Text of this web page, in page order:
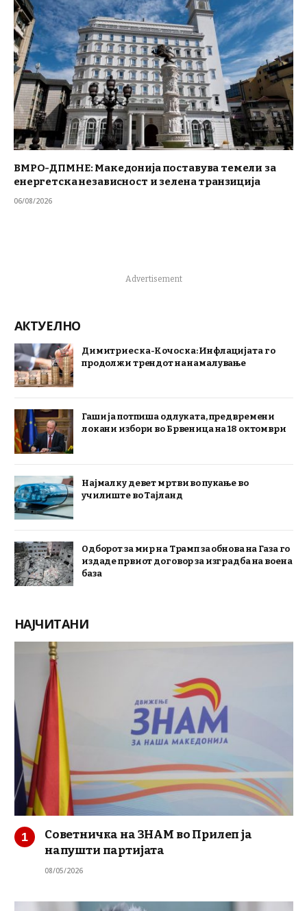
ВМРО-ДПМНЕ: Македонија поставува темели за
енергетска независност и зелена транзиција
06/08/2026
Advertisement
АКТУЕЛНО
Димитриеска-Кочоска: Инфлацијата го
продолжи трендот на намалување
Гаши ја потпиша одлуката, предвремени
локани избори во Брвеница на 18 октомври
Најмалку девет мртви во пукање во
училиште во Тајланд
Одборот за мир на Трамп за обнова на Газа го
издаде првиот договор за изградба на воена
база
НАЈЧИТАНИ
Советничка на ЗНАМ во Прилеп ја
напушти партијата
08/05/2026